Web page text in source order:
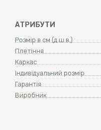
АТРИБУТИ
Розмір в см (д.ш.в.)
Плетіння
Каркас
Індивідуальний розмір
Гарантія
Виробник